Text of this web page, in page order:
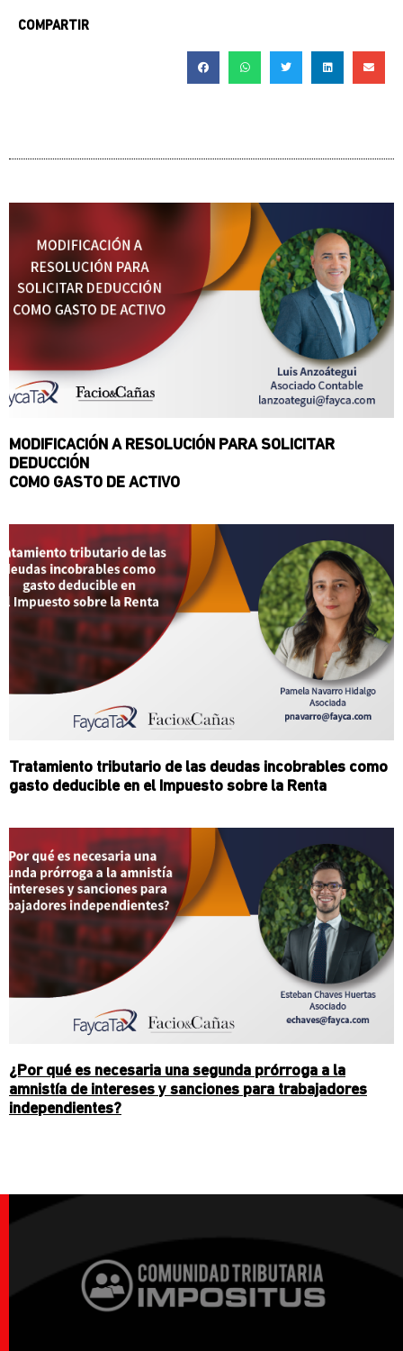
COMPARTIR
MODIFICACIÓN A RESOLUCIÓN PARA SOLICITAR
DEDUCCIÓN
COMO GASTO DE ACTIVO
Tratamiento tributario de las deudas incobrables como
gasto deducible en el Impuesto sobre la Renta
¿Por qué es necesaria una segunda prórroga a la
amnistía de intereses y sanciones para trabajadores
independientes?